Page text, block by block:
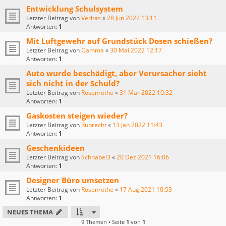
Entwicklung Schulsystem
Letzter Beitrag vonVeritas«28 Jun 2022 13:11
Antworten: 1
Mit Luftgewehr auf Grundstück Dosen schießen?
Letzter Beitrag vonGamma «30 Mai 2022 12:17
Antworten: 1
Auto wurde beschädigt, aber Verursacher sieht
sich nicht in der Schuld?
Letzter Beitrag von Rosenröthe «31 Mär 2022 10:32
Antworten: 1
Gaskosten steigen wieder?
Letzter Beitrag von Ruprecht« 13 Jan 2022 11:43
Antworten: 1
Geschenkideen
Letzter Beitrag vonSchnabel3«20 Dez 2021 16:06
Antworten: 1
Designer Büro umsetzen
Letzter Beitrag von Rosenröthe « 17 Aug 2021 10:53
Antworten: 1
NEUES THEMA
9 Themen • Seite 1 von 1